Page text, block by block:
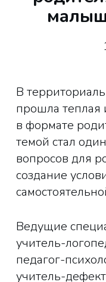
В
прошла теплая
в формате
темой стал
вопросов для
создание
Ведущие
учитель-
педагог-
учитель-